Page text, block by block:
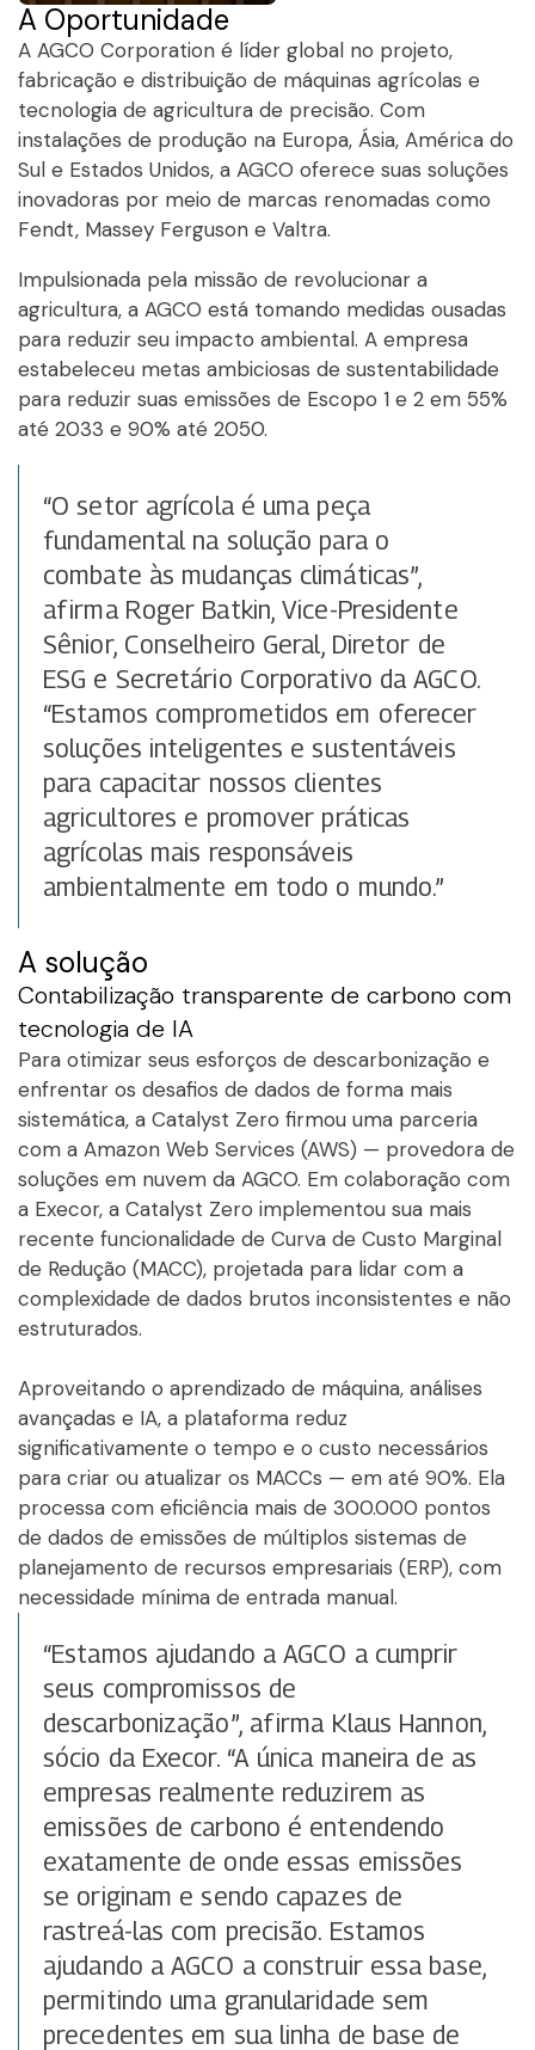
A Oportunidade
A AGCO Corporation é líder global no projeto,
fabricação e distribuição de máquinas agrícolas e
tecnologia de agricultura de precisão. Com
instalações de produção na Europa, Ásia, América do
Sul e Estados Unidos, a AGCO oferece suas soluções
inovadoras por meio de marcas renomadas como
Fendt, Massey Ferguson e Valtra.
Impulsionada pela missão de revolucionar a
agricultura, a AGCO está tomando medidas ousadas
para reduzir seu impacto ambiental. A empresa
estabeleceu metas ambiciosas de sustentabilidade
para reduzir suas emissões de Escopo 1 e 2 em 55%
até 2033 e 90% até 2050.
“O setor agrícola é uma peça
fundamental na solução para o
combate às mudanças climáticas”,
afirma Roger Batkin, Vice-Presidente
Sênior, Conselheiro Geral, Diretor de
ESG e Secretário Corporativo da AGCO.
“Estamos comprometidos em oferecer
soluções inteligentes e sustentáveis
para capacitar nossos clientes
agricultores e promover práticas
agrícolas mais responsáveis
ambientalmente em todo o mundo.”
A solução
Contabilização transparente de carbono com
tecnologia de IA
Para otimizar seus esforços de descarbonização e
enfrentar os desafios de dados de forma mais
sistemática, a Catalyst Zero firmou uma parceria
com a Amazon Web Services (AWS) — provedora de
soluções em nuvem da AGCO. Em colaboração com
a Execor, a Catalyst Zero implementou sua mais
recente funcionalidade de Curva de Custo Marginal
de Redução (MACC), projetada para lidar com a
complexidade de dados brutos inconsistentes e não
estruturados.
Aproveitando o aprendizado de máquina, análises
avançadas e IA, a plataforma reduz
significativamente o tempo e o custo necessários
para criar ou atualizar os MACCs — em até 90%. Ela
processa com eficiência mais de 300.000 pontos
de dados de emissões de múltiplos sistemas de
planejamento de recursos empresariais (ERP), com
necessidade mínima de entrada manual.
“Estamos ajudando a AGCO a cumprir
seus compromissos de
descarbonização”, afirma Klaus Hannon,
sócio da Execor. “A única maneira de as
empresas realmente reduzirem as
emissões de carbono é entendendo
exatamente de onde essas emissões
se originam e sendo capazes de
rastreá-las com precisão. Estamos
ajudando a AGCO a construir essa base,
permitindo uma granularidade sem
precedentes em sua linha de base de